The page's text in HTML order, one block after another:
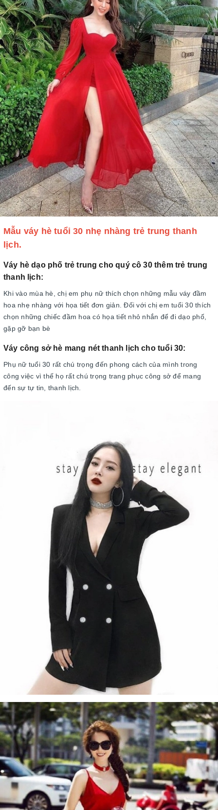
Mẫu váy hè tuổi 30 nhẹ nhàng trẻ trung thanh
lịch.
Váy hè dạo phố trẻ trung cho quý cô 30 thêm trẻ trung
thanh lịch:
Khi vào mùa hè, chị em phụ nữ thích chọn những mẫu váy đầm
hoa nhẹ nhàng với họa tiết đơn giản. Đối với chị em tuổi 30 thích
chọn những chiếc đầm hoa có họa tiết nhỏ nhắn để đi dạo phố,
gặp gỡ bạn bè
Váy công sở hè mang nét thanh lịch cho tuổi 30:
Phụ nữ tuổi 30 rất chú trọng đến phong cách của mình trong
công việc vì thế họ rất chú trọng trang phục công sở để mang
đến sự tự tin, thanh lịch.